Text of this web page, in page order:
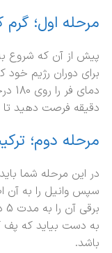
مرحله اول؛ گرم
پیش از آن که شروع
برای دوران رژیم خود
دقیقه فرصت دهید
مرحله دوم؛
در این مرحله شما
سپس وانیل را به آن
به دست بیاید که پف
باشد.